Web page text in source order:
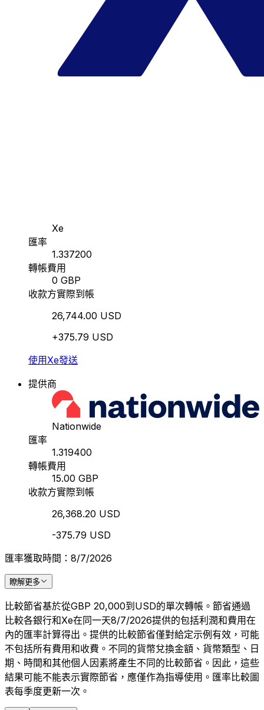
Xe
匯率
1.337200
轉帳費用
0 GBP
收款方實際到帳
26,744.00 USD
+375.79 USD
使用Xe發送
提供商
Nationwide
匯率
1.319400
轉帳費用
15.00 GBP
收款方實際到帳
26,368.20 USD
-375.79 USD
匯率獲取時間：8/7/2026
瞭解更多
比較節省基於從GBP 20,000到USD的單次轉帳。節省通過
比較各銀行和Xe在同一天8/7/2026提供的包括利潤和費用在
內的匯率計算得出。提供的比較節省僅對給定示例有效，可能
不包括所有費用和收費。不同的貨幣兌換金額、貨幣類型、日
期、時間和其他個人因素將產生不同的比較節省。因此，這些
結果可能不能表示實際節省，應僅作為指導使用。匯率比較圖
表每季度更新一次。